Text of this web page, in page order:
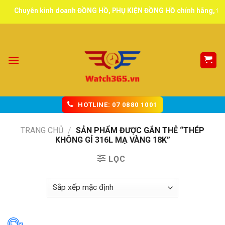
Chuyên kinh doanh ĐỒNG HỒ, PHỤ KIỆN ĐỒNG HỒ chính hãng,
HOTLINE: 07 0880 1001
TRANG CHỦ / SẢN PHẨM ĐƯỢC GẮN THẺ “THÉP
KHÔNG GỈ 316L MẠ VÀNG 18K”
LỌC